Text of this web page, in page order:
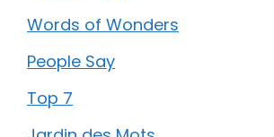
Words of Wonders
People Say
Top 7